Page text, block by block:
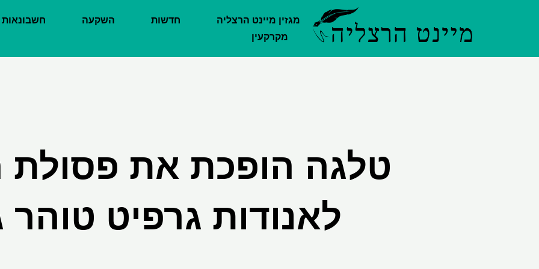
מגזין מיינט הרצליה חדשות השקעה
חשבונאות
מקרקעין
טלגה הופכת את פסולת
לאנודות גרפיט טוהר